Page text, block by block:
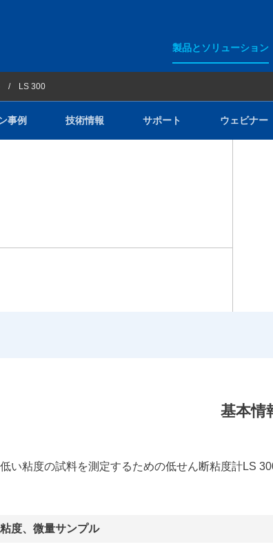
製品とソリューション
Redion IMR-MS
LS 300
事例 技術情報 サポート ウェビナー
基本情
い粘度の試料を測定するための低せん断粘度計LS
度、微量サンプル